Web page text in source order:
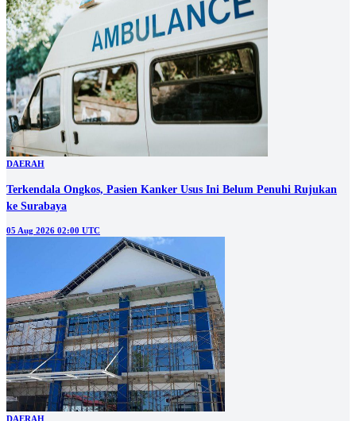
DAERAH
Terkendala Ongkos, Pasien Kanker Usus Ini Belum Penuhi Rujukan
ke Surabaya
05 Aug 2026 02:00 UTC
DAERAH